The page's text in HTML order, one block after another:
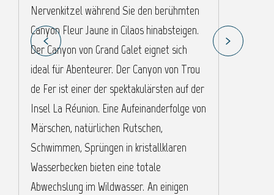
Nervenkitzel während Sie den berühmten
Canyon Fleur Jaune in Cilaos hinabsteigen.
Der Canyon von Grand Galet eignet sich
ideal für Abenteurer. Der Canyon von Trou
de Fer ist einer der spektakulärsten auf der
Insel La Réunion. Eine Aufeinanderfolge von
Märschen, natürlichen Rutschen,
Schwimmen, Sprüngen in kristallklaren
Wasserbecken bieten eine totale
Abwechslung im Wildwasser. An einigen